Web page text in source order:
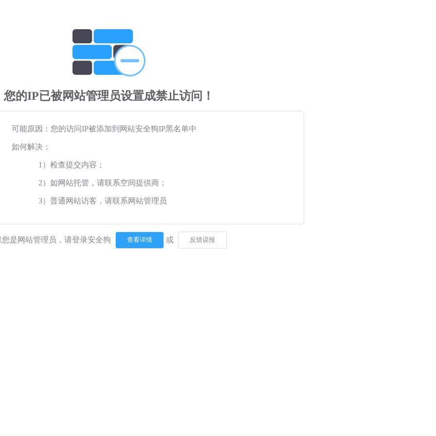
您的IP已被网站管理员设置成禁止访问！
可能原因：您的访问IP被添加到网站安全狗IP黑名单中
如何解决：
1）检查提交内容；
2）如网站托管，请联系空间提供商；
3）普通网站访客，请联系网站管理员
您是网站管理员，请登录安全狗 或